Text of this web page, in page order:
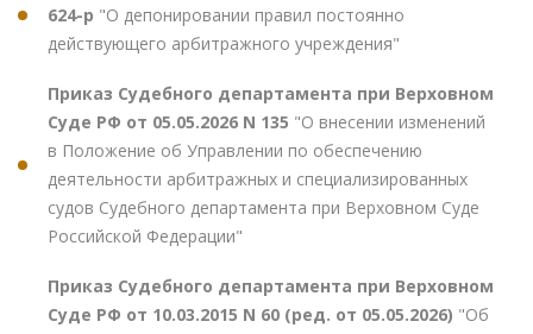
624-р "О депонировании правил постоянно
действующего арбитражного учреждения"
Приказ Судебного департамента при Верховном
Суде РФ от 05.05.2026 N 135 "О внесении изменений
в Положение об Управлении по обеспечению
деятельности арбитражных и специализированных
судов Судебного департамента при Верховном Суде
Российской Федерации"
Приказ Судебного департамента при Верховном
Суде РФ от 10.03.2015 N 60 (ред. от 05.05.2026) "Об